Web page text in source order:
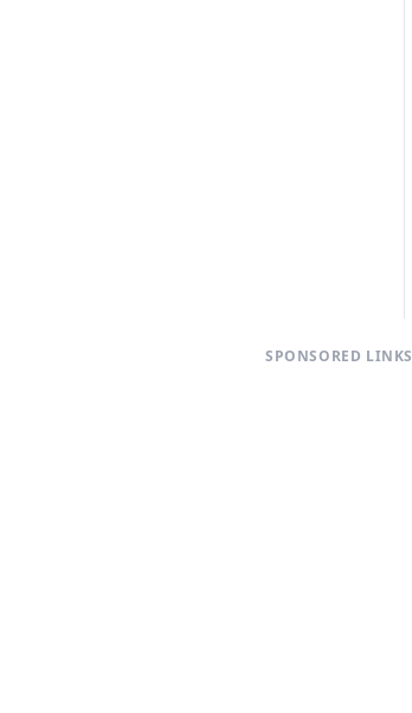
SPONSORED LINKS